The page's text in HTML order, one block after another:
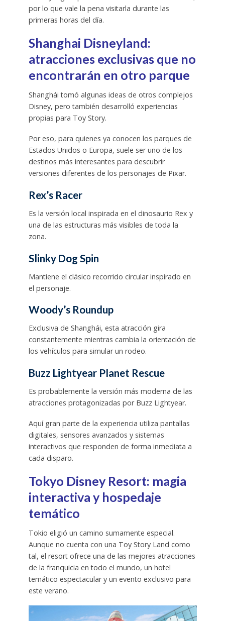
por lo que vale la pena visitarla durante las
primeras horas del día.
Shanghai Disneyland:
atracciones exclusivas que no
encontrarán en otro parque
Shanghái tomó algunas ideas de otros complejos
Disney, pero también desarrolló experiencias
propias para Toy Story.
Por eso, para quienes ya conocen los parques de
Estados Unidos o Europa, suele ser uno de los
destinos más interesantes para descubrir
versiones diferentes de los personajes de Pixar.
Rex’s Racer
Es la versión local inspirada en el dinosaurio Rex y
una de las estructuras más visibles de toda la
zona.
Slinky Dog Spin
Mantiene el clásico recorrido circular inspirado en
el personaje.
Woody’s Roundup
Exclusiva de Shanghái, esta atracción gira
constantemente mientras cambia la orientación de
los vehículos para simular un rodeo.
Buzz Lightyear Planet Rescue
Es probablemente la versión más moderna de las
atracciones protagonizadas por Buzz Lightyear.
Aquí gran parte de la experiencia utiliza pantallas
digitales, sensores avanzados y sistemas
interactivos que responden de forma inmediata a
cada disparo.
Tokyo Disney Resort: magia
interactiva y hospedaje
temático
Tokio eligió un camino sumamente especial.
Aunque no cuenta con una Toy Story Land como
tal, el resort ofrece una de las mejores atracciones
de la franquicia en todo el mundo, un hotel
temático espectacular y un evento exclusivo para
este verano.